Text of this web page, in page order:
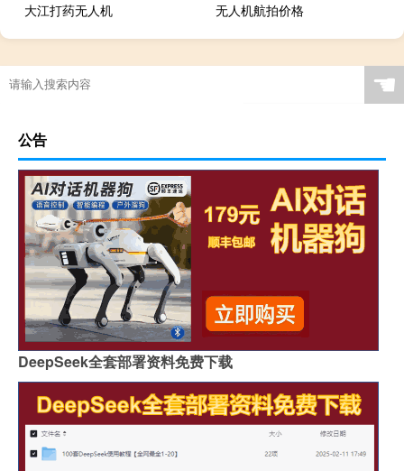
大江打药无人机
无人机航拍价格
☚
公告
DeepSeek全套部署资料免费下载